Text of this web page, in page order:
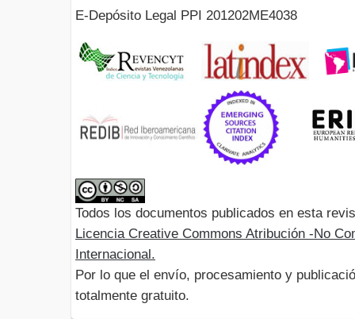
E-Depósito Legal PPI 201202ME4038
Todos los documentos publicados en esta
Licencia Creative Commons Atribución -No
Internacional.
Por lo que el envío, procesamiento y
totalmente gratuito.